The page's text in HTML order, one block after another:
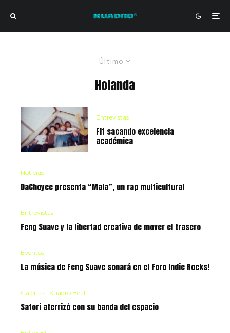
Último
Holanda
Entrevistas
Fit sacando excelencia
académica
Noticias
DaChoyce presenta “Mala”, un rap multicultural
Entrevistas
Feng Suave y la libertad creativa de mover el trasero
Eventos
La música de Feng Suave sonará en el Foro Indie Rocks!
Galerías Kuadro Beat
Satori aterrizó con su banda del espacio